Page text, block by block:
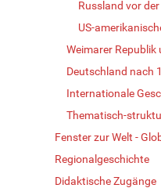
Russland vor
US-
Weimarer Republik
Deutschland nach
Internationale
Thematisch-
Fenster zur Welt -
Regionalgeschichte
Didaktische Zugänge